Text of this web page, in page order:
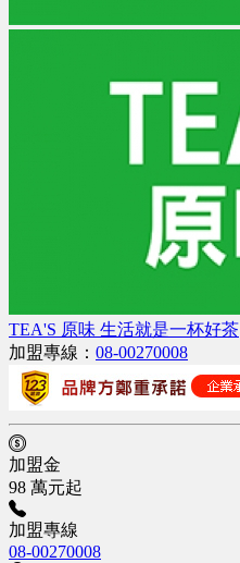
TEA'S 原味 生活就是一杯好茶
加盟專線： 08-00270008
加盟金
98 萬元起
加盟專線
08-00270008